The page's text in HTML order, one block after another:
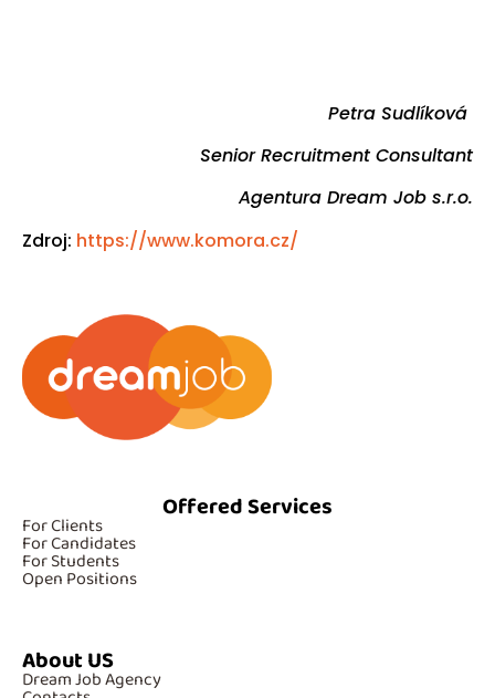
Petra Sudlíková
Senior Recruitment Consultant
Agentura Dream Job s.r.o.
Zdroj: https://www.komora.cz/
Offered Services
For Clients
For Candidates
For Students
Open Positions
About US
Dream Job Agency